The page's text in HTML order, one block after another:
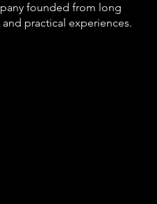
founded from long
practical experiences.